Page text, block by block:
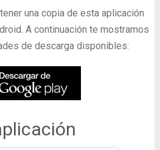
una copia de esta aplicación
A continuación te mostramos
de descarga disponibles: